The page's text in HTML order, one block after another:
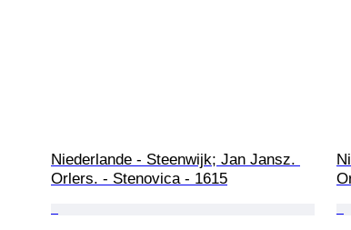
Niederlande - Steenwijk; Jan Jansz.
Orlers. - Stenovica - 1615